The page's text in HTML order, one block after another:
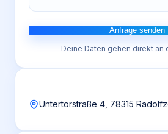
Anfrage senden
Deine Daten gehen direkt an
Untertorstraße 4, 78315